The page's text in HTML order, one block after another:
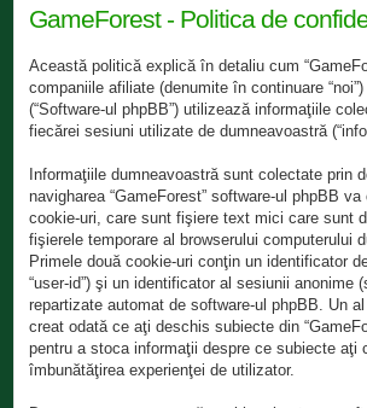
GameForest - Politica de
Această politică explică în detaliu cum
companiile afiliate (denumite în continuare
(“Software-ul phpBB”) utilizează informaţiile
fiecărei sesiuni utilizate de dumneavoastră
Informaţiile dumneavoastră sunt colectate prin
navigharea “GameForest” software-ul phpBB
cookie-uri, care sunt fişiere text mici care sunt
fişierele temporare al browserului computerului
Primele două cookie-uri conţin un identificator
“user-id”) şi un identificator al sesiunii anonime
repartizate automat de software-ul phpBB. Un
creat odată ce aţi deschis subiecte din
pentru a stoca informaţii despre ce subiecte aţi
îmbunătăţirea experienţei de utilizator.